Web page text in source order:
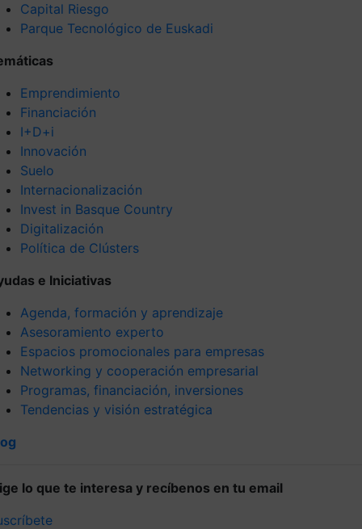
Capital Riesgo
Parque Tecnológico de Euskadi
Emprendimiento
Financiación
I+D+i
Innovación
Suelo
Internacionalización
Invest in Basque Country
Digitalización
Política de Clústers
e Iniciativas
Agenda, formación y aprendizaje
Asesoramiento experto
Espacios promocionales para empresas
Networking y cooperación empresarial
Programas, financiación, inversiones
Tendencias y visión estratégica
lo que te interesa y recíbenos en tu email